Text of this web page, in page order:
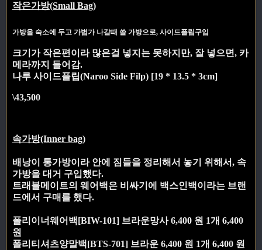
작은가방(Small Bag)
가방을 숙소에 두고 가볍가 나갈때 쓸 가방으로, 사이드플립구입
크기가 작은편이라 많은걸 넣지는 못하지만, 잘 넣으면, 카
메라까지 들어감.
나루 사이드플립(Naroo Side Filp) [19 * 13.5 * 3cm]
\43,500
속가방(Inner bag)
배낭이 통가방이라 안에 짐들을 정리해서 놓기 위해서, 속
가방을 대거 구입했다.
트래블메이트의 웨어백은 비싸기에 백스인백이라는 브랜
드에서 구매를 했다.
폴리이너웨어백[BIW-101] 브라운망사 6,400 원 1개 6,400
원
폴리티셔츠양말백[BTS-701] 브라운 6,400 원 1개 6,400 원